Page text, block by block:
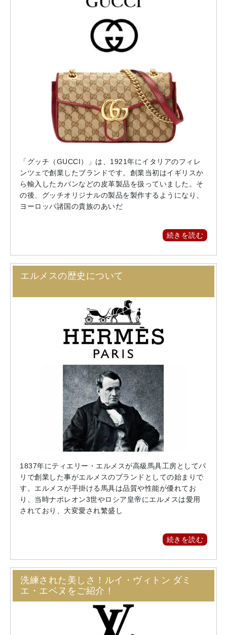
「グッチ（GUCCI）」は、1921年にイタリアのフィレ
ンツェで創業したブランドです。創業当初はイギリスか
ら輸入したカバンなどの皮革製品を扱っていました。そ
の後、グッチオリジナルの製品を製作するようになり、
ヨーロッパ諸国の貴族のあいだ
続きを読む
エルメスの歴史について
1837年にティエリー・エルメスが高級馬具工房としてパ
リで創業した事がエルメスのブランドとしての始まりで
す。エルメスが手掛ける馬具は品質や性能が優れてお
り、当時ナポレオン3世やロシア皇帝にエルメスは愛用
されており、大変愛され繁盛し
続きを読む
洗練された美しさ！ルイ・ヴィトン ダミ
エ・エベヌをご紹介！